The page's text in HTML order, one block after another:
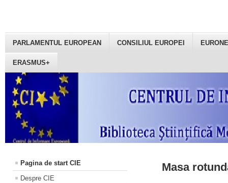
PARLAMENTUL EUROPEAN CONSILIUL EUROPEI
ERASMUS+
Pagina de start CIE
Despre CIE
Masa